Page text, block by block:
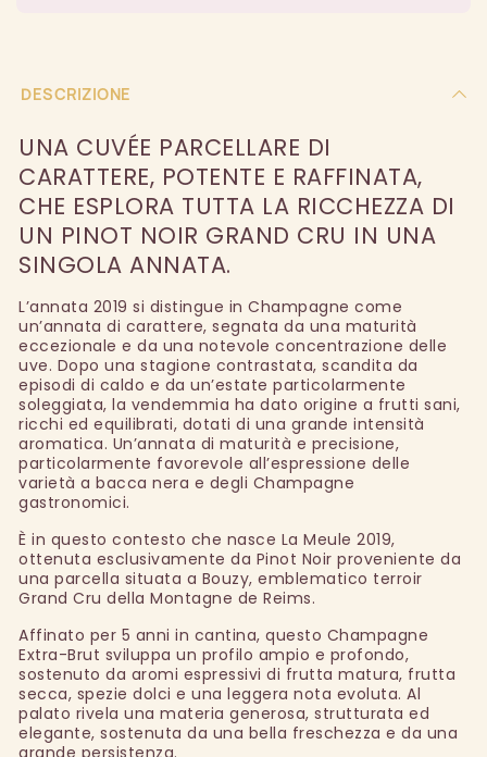
DESCRIZIONE
UNA CUVÉE PARCELLARE DI
CARATTERE, POTENTE E RAFFINATA,
CHE ESPLORA TUTTA LA RICCHEZZA DI
UN PINOT NOIR GRAND CRU IN UNA
SINGOLA ANNATA.
L’annata 2019 si distingue in Champagne come
un’annata di carattere, segnata da una maturità
eccezionale e da una notevole concentrazione delle
uve. Dopo una stagione contrastata, scandita da
episodi di caldo e da un’estate particolarmente
soleggiata, la vendemmia ha dato origine a frutti sani,
ricchi ed equilibrati, dotati di una grande intensità
aromatica. Un’annata di maturità e precisione,
particolarmente favorevole all’espressione delle
varietà a bacca nera e degli Champagne
gastronomici.
È in questo contesto che nasce La Meule 2019,
ottenuta esclusivamente da Pinot Noir proveniente da
una parcella situata a Bouzy, emblematico terroir
Grand Cru della Montagne de Reims.
Affinato per 5 anni in cantina, questo Champagne
Extra-Brut sviluppa un profilo ampio e profondo,
sostenuto da aromi espressivi di frutta matura, frutta
secca, spezie dolci e una leggera nota evoluta. Al
palato rivela una materia generosa, strutturata ed
elegante, sostenuta da una bella freschezza e da una
grande persistenza.